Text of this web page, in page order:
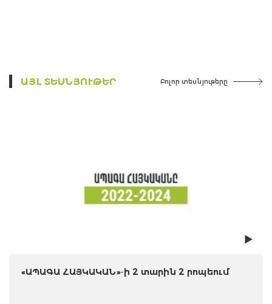
ԱՅԼ ՏԵՍՆՅՈՒԹԵՐ Բոլոր տեսնյութերը
«ԱՊԱԳԱ ՀԱՅԿԱԿԱՆ»-ի 2 տարին 2 րոպեում